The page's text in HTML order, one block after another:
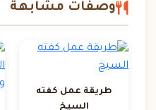
وصفات مشابهة
طريقة عمل كفته
السيخ